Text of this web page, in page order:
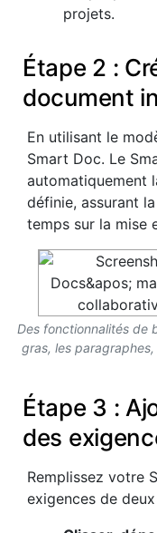
projets.
Étape 2 :
document
En utilisant le
Smart Doc. Le
automatiquement
définie, assurant
temps sur la mise
Des fonctionnalités de
gras, les
Étape 3 :
des
Remplissez votre
exigences de